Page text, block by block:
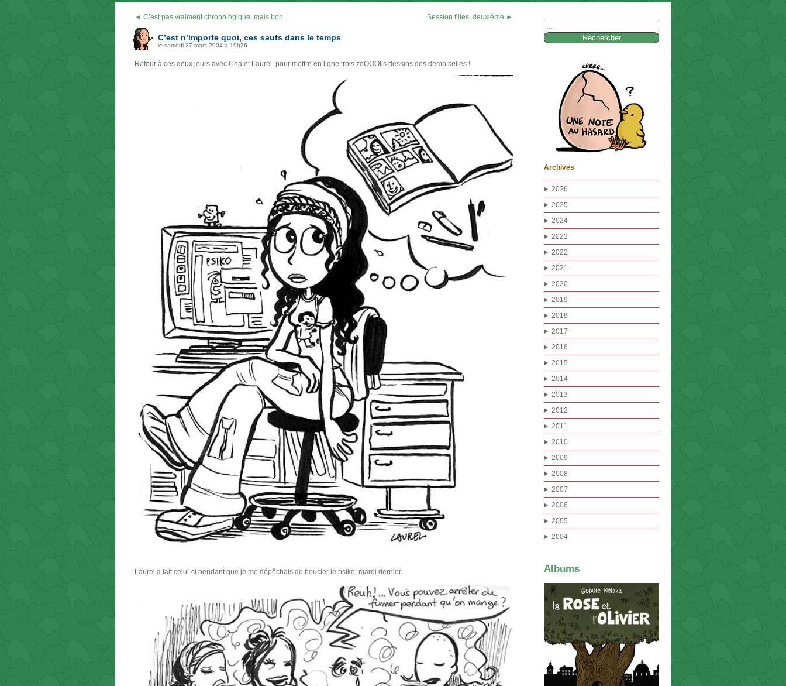
◄ C’est pas vraiment chronologique, mais bon… Session filles, deuxième ►
C’est n’importe quoi, ces sauts dans le temps
le samedi 27 mars 2004 à 19h26
Retour à ces deux jours avec Cha et Laurel, pour mettre en ligne trois zoOOOlis dessins des demoiselles !
Laurel a fait celui-ci pendant que je me dépêchais de boucler le psiko, mardi dernier.
Archives
2026
2025
2024
2023
2022
2021
2020
2019
2018
2017
2016
2015
2014
2013
2012
2011
2010
2009
2008
2007
2006
2005
2004
Albums